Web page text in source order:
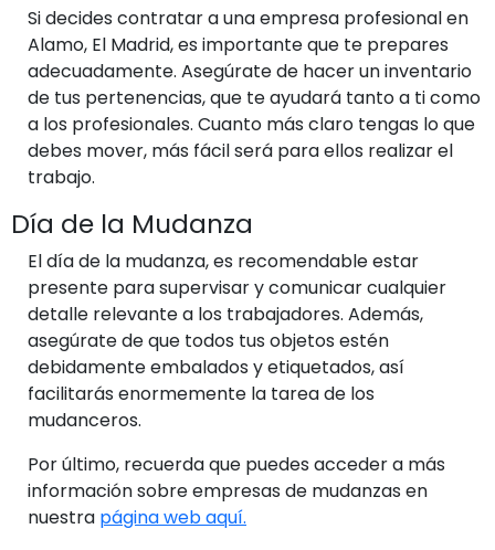
Si decides contratar a una empresa profesional en
Alamo, El Madrid, es importante que te prepares
adecuadamente. Asegúrate de hacer un inventario
de tus pertenencias, que te ayudará tanto a ti como
a los profesionales. Cuanto más claro tengas lo que
debes mover, más fácil será para ellos realizar el
trabajo.
Día de la Mudanza
El día de la mudanza, es recomendable estar
presente para supervisar y comunicar cualquier
detalle relevante a los trabajadores. Además,
asegúrate de que todos tus objetos estén
debidamente embalados y etiquetados, así
facilitarás enormemente la tarea de los
mudanceros.
Por último, recuerda que puedes acceder a más
información sobre empresas de mudanzas en
nuestra página web aquí.